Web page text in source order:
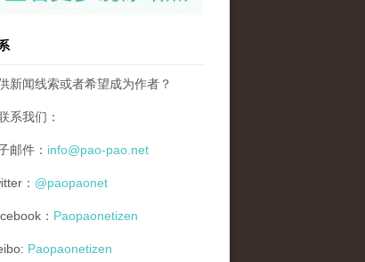
新闻线索或者希望成为作者？
系我们：
邮件： info@pao-pao.net
： @paopaonet
： Paopaonetizen
Paopaonetizen